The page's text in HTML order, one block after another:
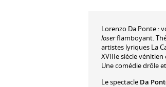
Lorenzo Da Ponte :
loserflamboyant.
artistes lyriques La
XVIIIe siècle
Une comédie drôle
Le spectacle Da